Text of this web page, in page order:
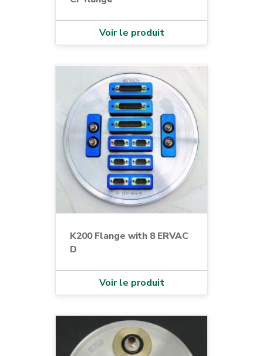
Voir le produit
K200 Flange with 8 ERVAC
D
Voir le produit